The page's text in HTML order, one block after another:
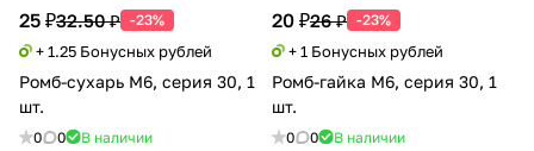
25 ₽32.50 ₽ -23%
+ 1.25 Бонусных рублей
Ромб-сухарь М6, серия 30, 1
шт.
0 0 В наличии
20 ₽26 ₽ -23%
+ 1 Бонусных рублей
Ромб-гайка М6, серия 30, 1
шт.
0 0 В наличии